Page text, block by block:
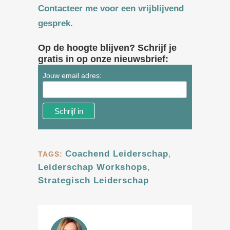
Contacteer me voor een vrijblijvend
gesprek.
Op de hoogte blijven? Schrijf je
gratis in op onze nieuwsbrief:
Jouw email adres:
TAGS: Coachend Leiderschap,
Leiderschap Workshops,
Strategisch Leiderschap